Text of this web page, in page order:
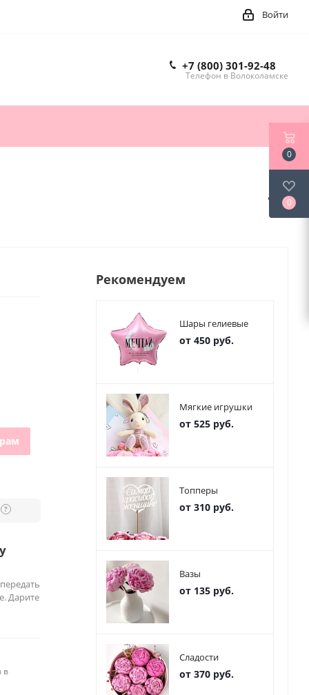
Войти
+7 (800) 301-92-48
Телефон в Волоколамске
?
Дарите
в
Рекомендуем
Шары гелиевые
от 450 руб.
Мягкие игрушки
от 525 руб.
Топперы
от 310 руб.
Вазы
от 135 руб.
Сладости
от 370 руб.
0
0